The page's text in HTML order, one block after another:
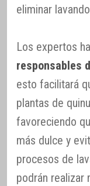
eliminar
Los expertos
responsables
esto facilitará
plantas de
favoreciendo
más dulce y
procesos de
podrán realizar